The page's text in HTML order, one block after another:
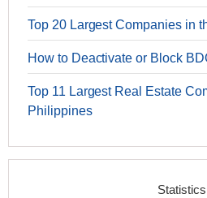
Top 20 Largest Companies in
How to Deactivate or Block
Top 11 Largest Real Estate
Philippines
Statistics